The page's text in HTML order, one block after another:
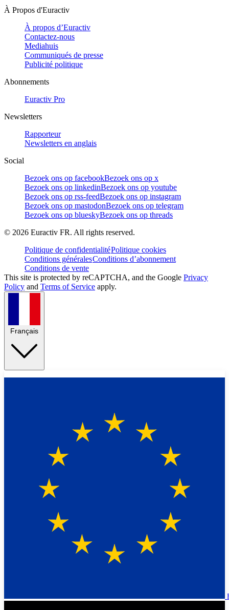
À Propos d'Euractiv
À propos d’Euractiv
Contactez-nous
Mediahuis
Communiqués de presse
Publicité politique
Abonnements
Euractiv Pro
Newsletters
Rapporteur
Newsletters en anglais
Social
Bezoek ons op facebookBezoek ons op x
Bezoek ons op linkedinBezoek ons op youtube
Bezoek ons op rss-feedBezoek ons op instagram
Bezoek ons op mastodonBezoek ons op telegram
Bezoek ons op blueskyBezoek ons op threads
© 2026 Euractiv FR. All rights reserved.
Politique de confidentialitéPolitique cookies
Conditions généralesConditions d’abonnement
Conditions de vente
This site is protected by reCAPTCHA, and the Google Privacy
Policy and Terms of Service apply.
Français